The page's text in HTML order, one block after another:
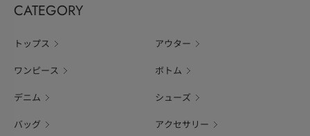
CATEGORY
トップス アウター
ワンピース ボトム
デニム シューズ
バッグ アクセサリー